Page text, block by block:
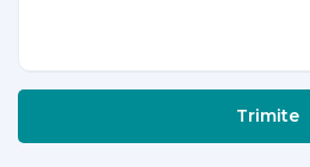
Trimite